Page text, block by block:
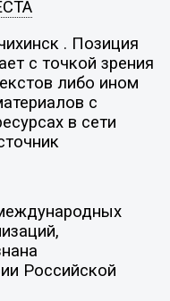
. Позиция
с точкой зрения
либо ином
с
в сети
Российской